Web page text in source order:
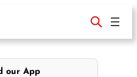
our App